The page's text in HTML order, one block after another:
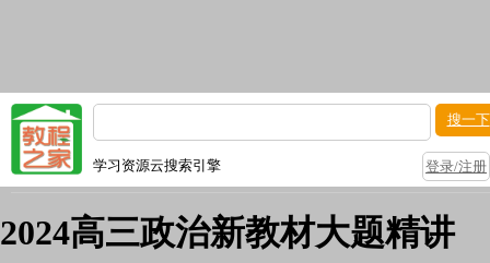
搜一下
学习资源云搜索引擎 登录/注册
2024高三政治新教材大题精讲